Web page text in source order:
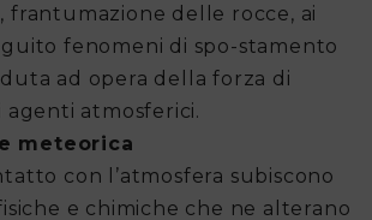
frantumazione delle rocce, ai
fenomeni di spo-stamento
ad opera della forza di
agenti atmosferici.
meteorica
con l’atmosfera subiscono
e chimiche che ne alterano